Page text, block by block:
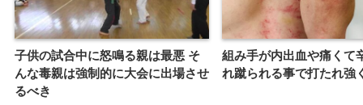
子供の試合中に怒鳴る親は最悪 そ
んな毒親は強制的に大会に出場させ
るべき
組み手が内出血や痛くて
れ蹴られる事で打たれ強